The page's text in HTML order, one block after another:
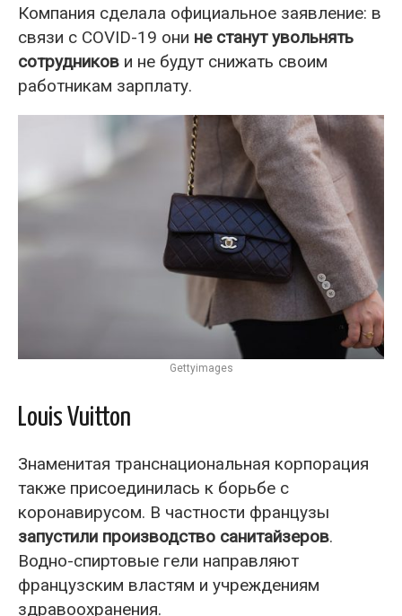
Компания сделала официальное заявление: в
связи с COVID-19 они не станут увольнять
сотрудников и не будут снижать своим
работникам зарплату.
Gettyimages
Louis Vuitton
Знаменитая транснациональная корпорация
также присоединилась к борьбе с
коронавирусом. В частности французы
запустили производство санитайзеров.
Водно-спиртовые гели направляют
французским властям и учреждениям
здравоохранения.